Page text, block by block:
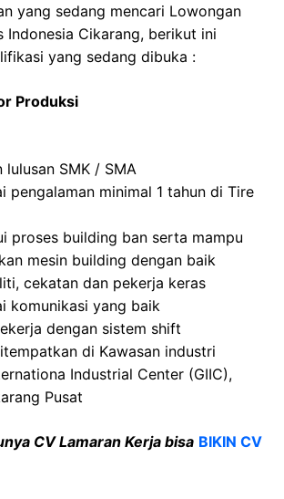
yang sedang mencari Lowongan
Indonesia Cikarang, berikut ini
yang sedang dibuka :
Produksi
SMK / SMA
minimal 1 tahun di Tire
proses building ban serta mampu
mesin building dengan baik
cekatan dan pekerja keras
komunikasi yang baik
dengan sistem shift
di Kawasan industri
Industrial Center (GIIC),
Pusat
CV Lamaran Kerja bisa BIKIN CV